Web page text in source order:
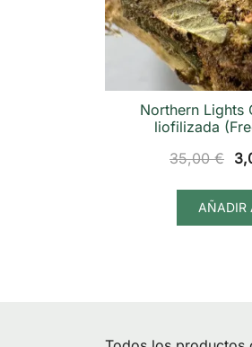
Northern Lights
liofilizada
35,00€ El
AÑADIR